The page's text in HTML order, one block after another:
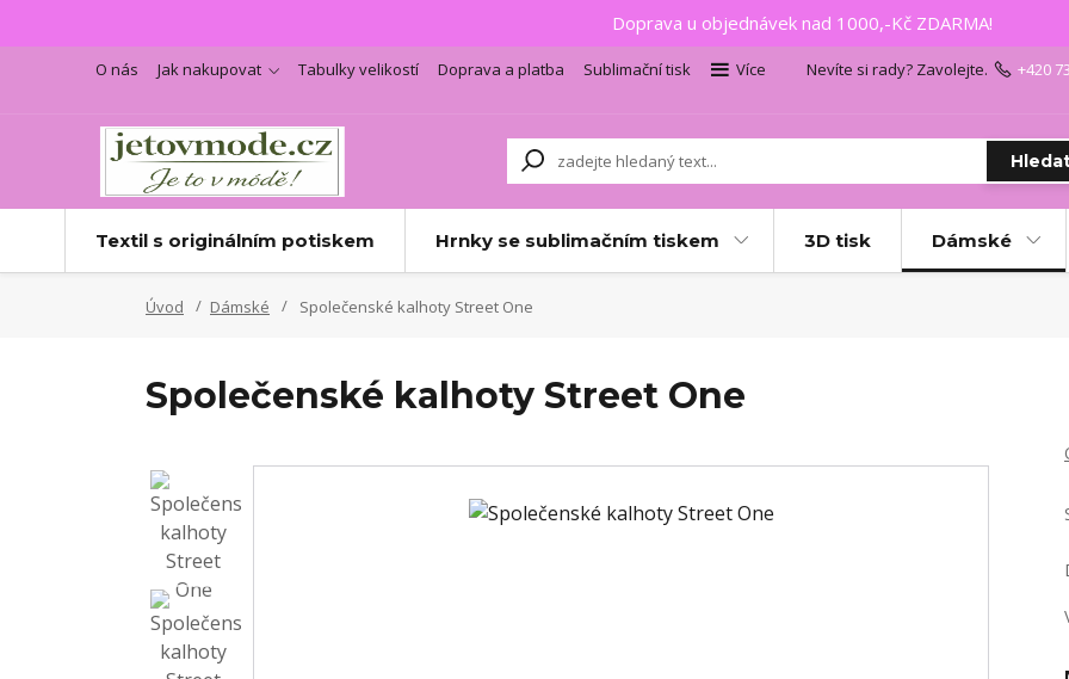
Doprava u objednávek nad 1000,-Kč ZDARMA!
O nás Jak nakupovat Tabulky velikostí Doprava a platba Sublimační tisk
Více
Nevíte si rady? Zavolejte. +420
Textil s originálním potiskem Hrnky se sublimačním tiskem 3D tisk Dámské
Úvod Dámské Společenské kalhoty Street One
Společenské kalhoty Street One